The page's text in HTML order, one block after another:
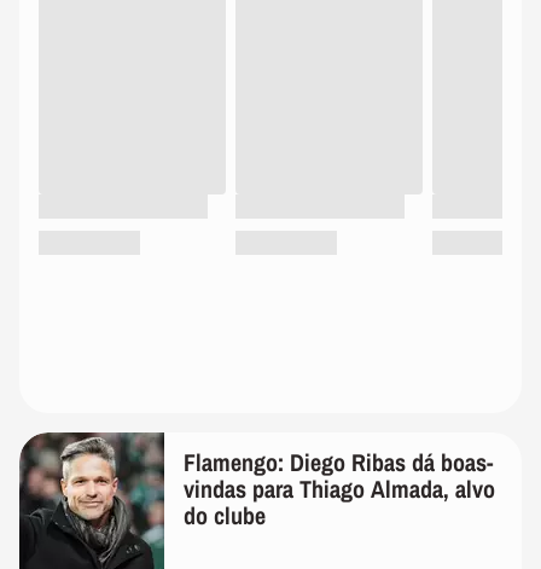
Flamengo: Diego Ribas dá boas-
vindas para Thiago Almada, alvo
do clube